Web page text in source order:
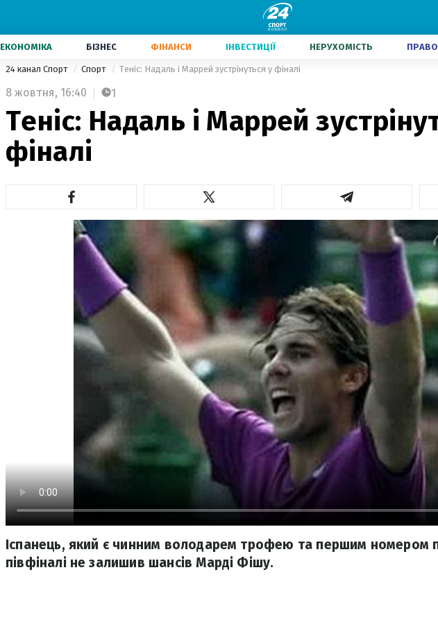
ЕКОНОМІКА БІЗНЕС ФІНАНСИ ІНВЕСТИЦІЇ НЕРУХОМІСТЬ ПРАВО
24 канал Спорт Спорт Теніс: Надаль і Маррей зустрінуться у фіналі
8 жовтня, 16:40 1
Теніс: Надаль і Маррей
фіналі
Іспанець, який є чинним володарем трофею та першим номером
півфіналі не залишив шансів Марді Фішу.